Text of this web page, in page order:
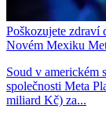
Poškozujete zdraví
Novém Mexiku
Soud v americkém
společnosti Meta
miliard Kč) za...